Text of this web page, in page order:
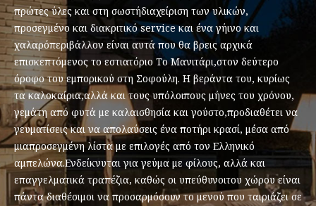
πρώτες ύλες και στη σωστήδιαχείριση των υλικών,
προσεγμένο και διακριτικό service και ένα γήινο και
χαλαρόπεριβάλλον είναι αυτά που θα βρεις αρχικά
επισκεπτόμενος το εστιατόριο Το Μανιτάρι,στον δεύτερο
όροφο του εμπορικού στη Σοφούλη. Η βεράντα του, κυρίως
τα καλοκαίρια,αλλά και τους υπόλοιπους μήνες του χρόνου,
γεμάτη από φυτά με καλαισθησία και γούστο,προδιαθέτει να
γευματίσεις και να απολαύσεις ένα ποτήρι κρασί, μέσα από
μιαπροσεγμένη λίστα με επιλογές από τον Ελληνικό
αμπελώνα.Ενδείκνυται για γεύμα με φίλους, αλλά και
επαγγελματικά τραπέζια, καθώς οι υπεύθυνοιτου χώρου είναι
πάντα διαθέσιμοι να προσαρμόσουν το μενού που ταιριάζει σε